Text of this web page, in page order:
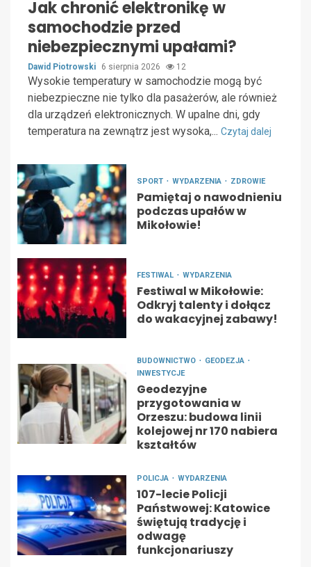
Jak chronić elektronikę w
samochodzie przed
niebezpiecznymi upałami?
Dawid Piotrowski 6 sierpnia 2026 12
Wysokie temperatury w samochodzie mogą być
niebezpieczne nie tylko dla pasażerów, ale również
dla urządzeń elektronicznych. W upalne dni, gdy
temperatura na zewnątrz jest wysoka,... Czytaj dalej
SPORT WYDARZENIA ZDROWIE
Pamiętaj o nawodnieniu
podczas upałów w
Mikołowie!
FESTIWAL WYDARZENIA
Festiwal w Mikołowie:
Odkryj talenty i dołącz
do wakacyjnej zabawy!
BUDOWNICTWO
GEODEZJA
INWESTYCJE
Geodezyjne
przygotowania w
Orzeszu: budowa linii
kolejowej nr 170 nabiera
kształtów
POLICJA WYDARZENIA
107-lecie Policji
Państwowej: Katowice
świętują tradycję i
odwagę
funkcjonariuszy